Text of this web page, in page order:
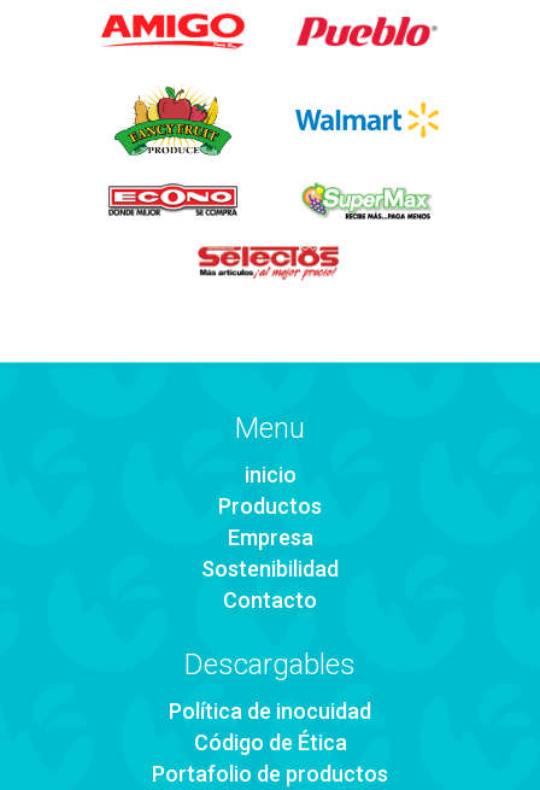
Menu
inicio
Productos
Empresa
Sostenibilidad
Contacto
Descargables
Política de inocuidad
Código de Ética
Portafolio de productos